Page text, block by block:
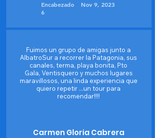
Encabezado
6
Nov 9, 2023
Fuimos un grupo de amigas junto a
AlbatroSur a recorrer la Patagonia, sus
canales, terma, playa bonita, Pto
Gala, Ventisquero y muchos lugares
maravillosos, una linda experiencia que
quiero repetir ...un tour para
recomendar!!!!
Carmen Gloria Cabrera